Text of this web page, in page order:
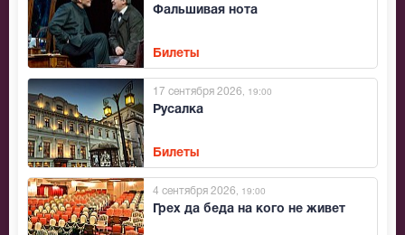
Фальшивая нота
Билеты
Русалка
17 сентября 2026 , 19:00
Билеты
Грех да беда на кого не живет
4 сентября 2026 , 19:00